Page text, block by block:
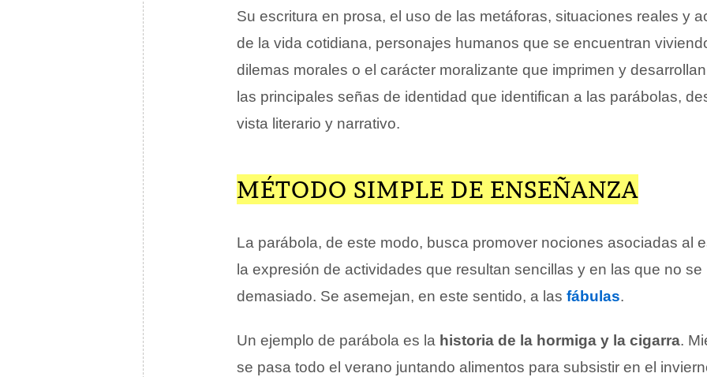
Su escritura en prosa, el uso de las metáforas, situaciones reales y
de la vida cotidiana, personajes humanos que se encuentran
dilemas morales o el carácter moralizante que imprimen y
las principales señas de identidad que identifican a las parábolas,
vista literario y narrativo.
MÉTODO SIMPLE DE ENSEÑANZA
La parábola, de este modo, busca promover nociones asociadas al
la expresión de actividades que resultan sencillas y en las que no
demasiado. Se asemejan, en este sentido, a las fábulas.
Un ejemplo de parábola es la historia de la hormiga y la cigarra.
se pasa todo el verano juntando alimentos para subsistir en el